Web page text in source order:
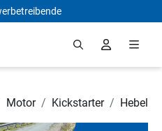
Motor / Kickstarter / Hebel